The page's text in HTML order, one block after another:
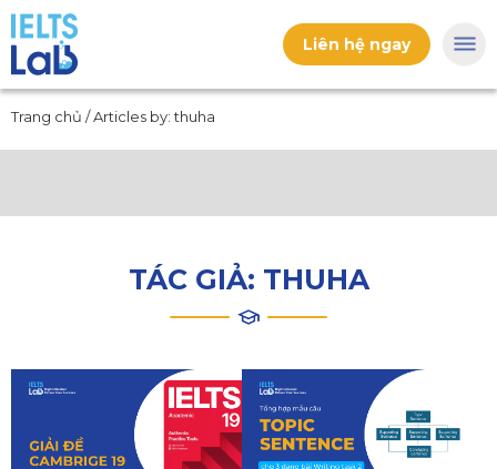
Liên hệ ngay
Trang chủ /Articles by: thuha
TÁC GIẢ: THUHA